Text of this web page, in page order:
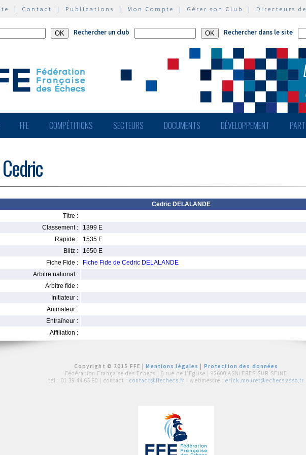
| Contact | Publications | Mon Compte | Gérer son Club | Directeurs
Rechercher un club Rechercher dans le site
FFE COMPÉTITIONS SECTEURS DOCUMENTS DÉVELOPPEMENT
Cedric
Cedric DELALANDE
Titre :
Classement :
1399 E
Rapide :
1535 F
Blitz :
1650 E
Fiche Fide :
Fiche Fide de Cedric DELALANDE
Arbitre national :
Arbitre fide :
Initiateur :
Animateur :
Entraîneur :
Affiliation :
Copyright © 2015 FFE |Mentions légales
Protection des données
Fédération Française des Echecs | 6 rue de l'Eglise | 92600 ASNIERES SUR SEINE
tél : 01 39 44 65 80 | contact : contact@ffechecs.fr | webmestre : erick.mouret@echecs.asso.fr